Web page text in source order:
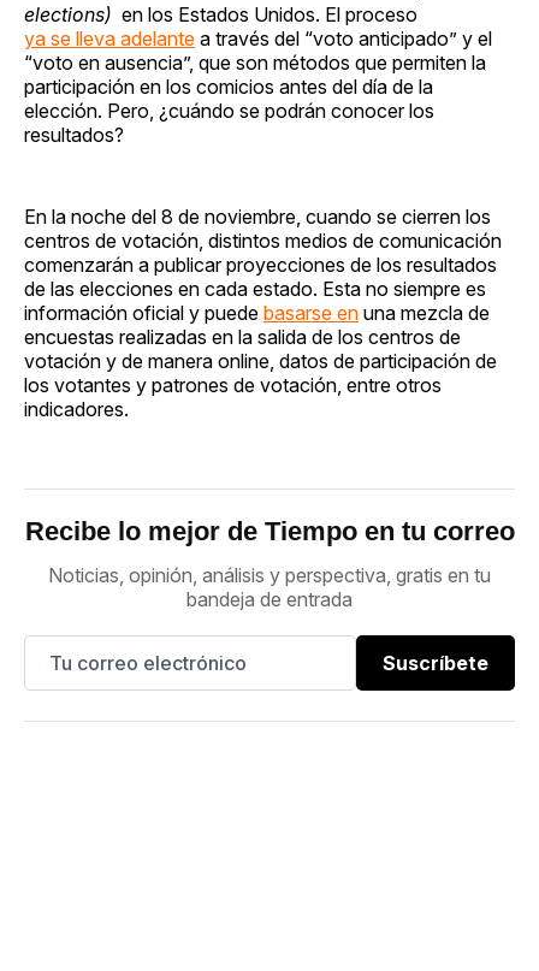
elections) en los Estados Unidos. El proceso
ya se lleva adelante a través del “voto anticipado” y el
“voto en ausencia”, que son métodos que permiten la
participación en los comicios antes del día de la
elección. Pero, ¿cuándo se podrán conocer los
resultados?
En la noche del 8 de noviembre, cuando se cierren los
centros de votación, distintos medios de comunicación
comenzarán a publicar proyecciones de los resultados
de las elecciones en cada estado. Esta no siempre es
información oficial y puede basarse en una mezcla de
encuestas realizadas en la salida de los centros de
votación y de manera online, datos de participación de
los votantes y patrones de votación, entre otros
indicadores.
Recibe lo mejor de Tiempo en tu correo
Noticias, opinión, análisis y perspectiva, gratis en tu
bandeja de entrada
Suscríbete